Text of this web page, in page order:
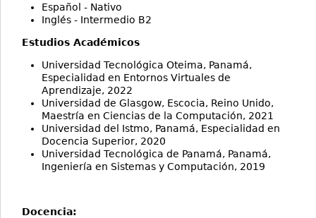
Español - Nativo
Inglés - Intermedio B2
Estudios Académicos
Universidad Tecnológica Oteima, Panamá,
Especialidad en Entornos Virtuales de
Aprendizaje, 2022
Universidad de Glasgow, Escocia, Reino Unido,
Maestría en Ciencias de la Computación, 2021
Universidad del Istmo, Panamá, Especialidad en
Docencia Superior, 2020
Universidad Tecnológica de Panamá, Panamá,
Ingeniería en Sistemas y Computación, 2019
Docencia: